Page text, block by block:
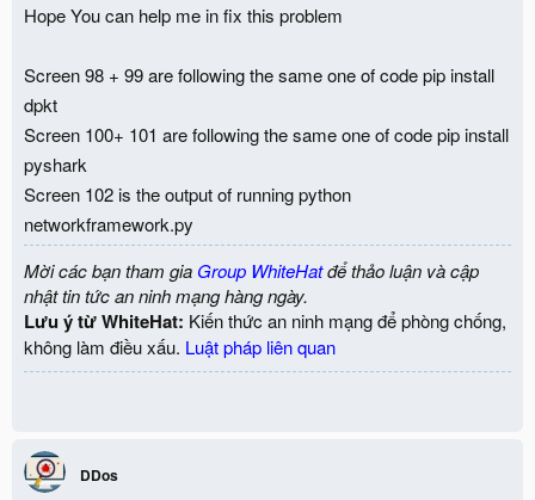
Hope You can help me in fix this problem
Screen 98 + 99 are following the same one of code pip install
dpkt
Screen 100+ 101 are following the same one of code pip install
pyshark
Screen 102 is the output of running python
networkframework.py
Mời các bạn tham gia Group WhiteHatđể thảo luận và cập
nhật tin tức an ninh mạng hàng ngày.
Lưu ý từ WhiteHat: Kiến thức an ninh mạng để phòng chống,
không làm điều xấu. Luật pháp liên quan
DDos